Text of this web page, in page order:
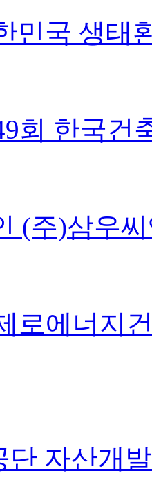
민국 생태
회 한국건
(주)삼우
로에너지
단 자산개